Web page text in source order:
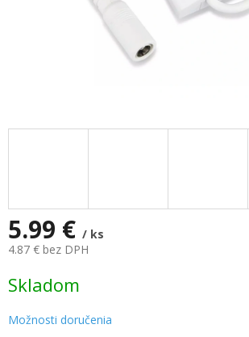
5.99 € / ks
4.87 € bez DPH
cena:
Skladom
Možnosti doručenia